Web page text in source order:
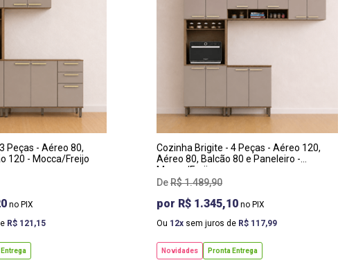
Peças - Aéreo 80,
120 - Mocca/Freijo
R$ 121 ,15
LARGURA:
ALTURA :
220 CM
Cozinha Brigite - 4 Peças - Aéreo 120,
Aéreo 80, Balcão 80 e Paneleiro -
Mocca/Freijo
R$1.489,90
R$ 1.345,10
Ou 12 sem juros de R$ 117,99
Novidades Pronta Entrega